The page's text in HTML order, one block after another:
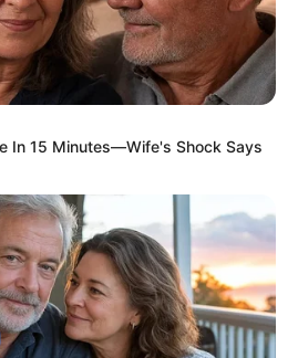
In 15 Minutes—Wife's Shock Says